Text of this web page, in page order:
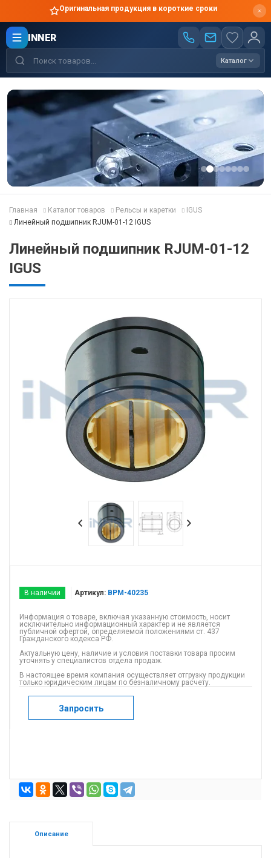
Оригинальная продукция в короткие сроки
INNER
Каталог
Главная Каталог товаров Рельсы и каретки
IGUS
Линейный подшипник RJUM-01-12 IGUS
Линейный подшипник RJUM-01-12
IGUS
В наличии Артикул: BPM-40235
Информация о товаре, включая указанную стоимость, носит
исключительно информационный характер и не является
публичной офертой, определяемой положениями ст. 437
Гражданского кодекса РФ.
Актуальную цену, наличие и условия поставки товара просим
уточнять у специалистов отдела продаж.
В настоящее время компания осуществляет отгрузку продукции
только юридическим лицам по безналичному расчету.
Запросить
Описание